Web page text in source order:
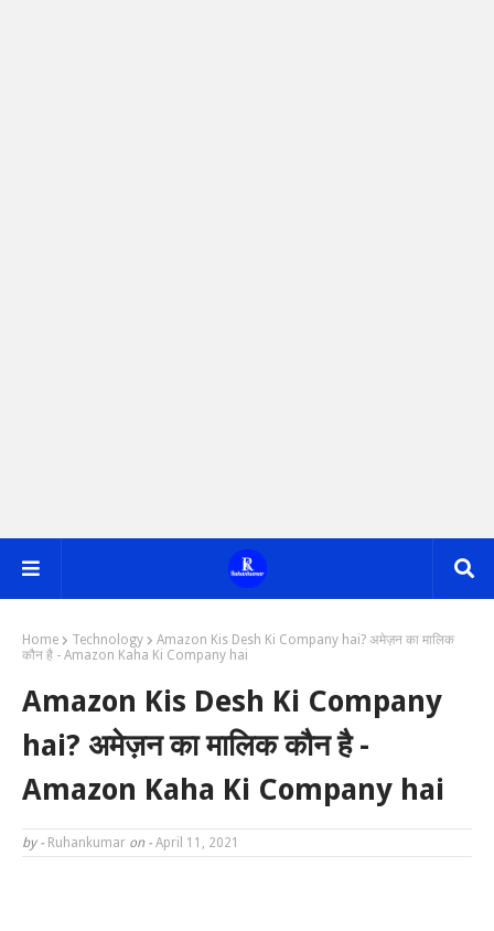
Home Technology
Amazon Kis Desh Ki Company hai? अमेज़न का मालिक
कौन है - Amazon Kaha Ki Company hai
Amazon Kis Desh Ki Company
hai? अमेज़न का मालिक कौन है -
Amazon Kaha Ki Company hai
by - Ruhankumar on - April 11, 2021